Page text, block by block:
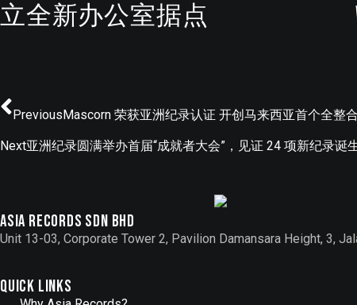
立全新办公室据点
Previous Mascorn 荣获亚洲纪录认证 开创马来西亚首个全整
Next亚洲纪录圆满举办首届“成就者大会”，见证 24 项新纪录诞
Asia records sdn bhd
Unit 13-03, Corporate Tower 2, Pavilion Damansara Height, 3,
Quick Links